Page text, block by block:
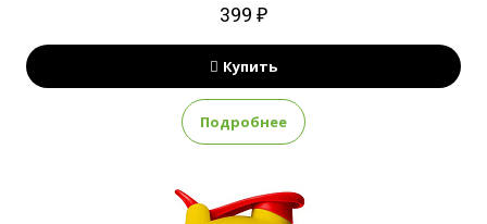
399 ₽
Купить
Подробнее